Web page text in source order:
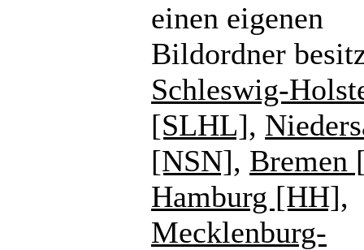
einen eigenen
Bildordner
Schleswig-
[SLHL],
[NSN], Bremen
Hamburg [HH],
Mecklenburg-